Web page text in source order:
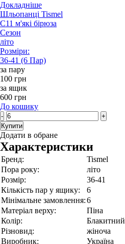
Докладніше
Шльопанці Tismel
C11 м'які бірюза
Сезон
літо
Розміри:
36-41 (6 Пар)
за пару
100 грн
за ящик
600 грн
До кошику
-
+
Купити
Додати в обране
Характеристики
Бренд:
Tismel
Пора року:
літо
Розмір:
36-41
Кількість пар у ящику:
6
Мінімальне замовлення:6
Матеріал верху:
Піна
Колір:
Блакитний
Різновид:
жіноча
Виробник:
Україна